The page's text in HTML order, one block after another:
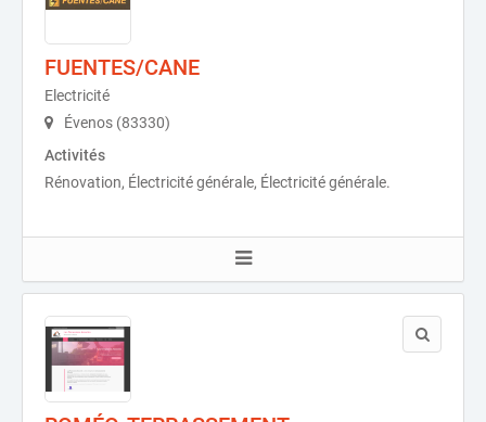
FUENTES/CANE
Electricité
Évenos (83330)
Activités
Rénovation, Électricité générale, Électricité générale.